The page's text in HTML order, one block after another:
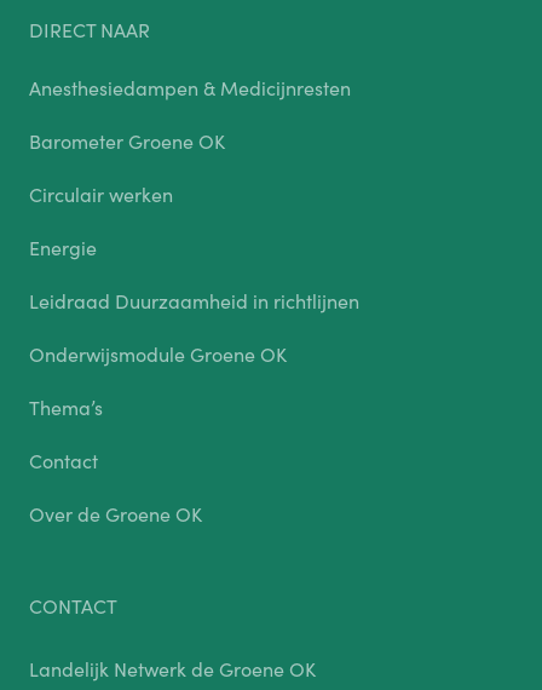
DIRECT NAAR
Anesthesiedampen & Medicijnresten
Barometer Groene OK
Circulair werken
Energie
Leidraad Duurzaamheid in richtlijnen
Onderwijsmodule Groene OK
Thema’s
Contact
Over de Groene OK
CONTACT
Landelijk Netwerk de Groene OK